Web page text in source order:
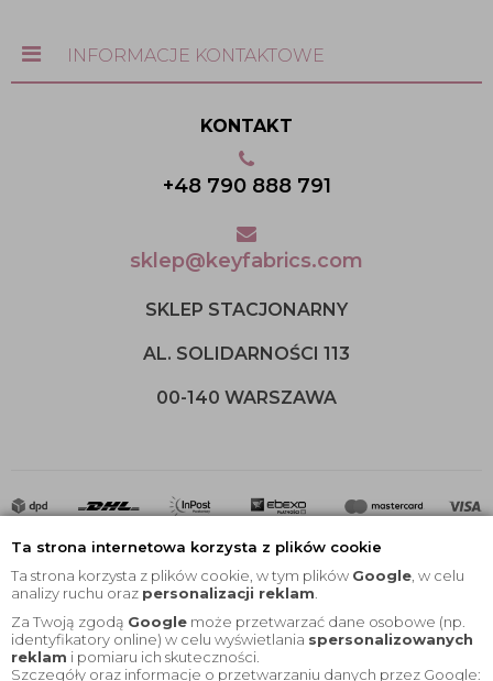
Ta strona internetowa korzysta z plików cookie
Ta strona korzysta z plików cookie, w tym plików Google , w celu
analizy ruchu oraz personalizacji reklam
Za Twoją zgodą Google może przetwarzać dane osobowe (np.
identyfikatory online) w celu wyświetlania spersonalizowanych
reklam i pomiaru ich skuteczności.
Szczegóły oraz informacje o przetwarzaniu danych przez Google:
INFORMACJE KONTAKTOWE
KONTAKT
+48 790 888 791
sklep@keyfabrics.com
SKLEP STACJONARNY
AL. SOLIDARNOŚCI 113
00-140 WARSZAWA
2020 © Wszelkie Prawa Zastrzeżone |KEYfabrics
Projekt i oprogramowanie sklepu: